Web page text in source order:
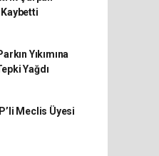
Kaybetti
Yıkımına
Yağdı
Meclis Üyesi